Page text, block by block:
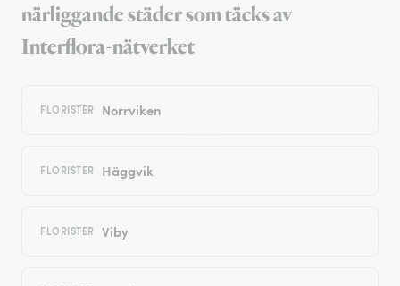
närliggande städer som täcks av
Interflora-nätverket
FLORISTER Norrviken
FLORISTER Häggvik
FLORISTER Viby